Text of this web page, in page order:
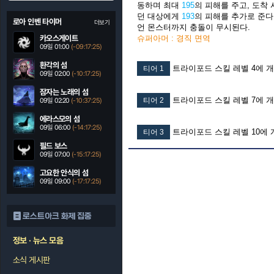
로아 인벤 타이머 더보기
카오스게이트
09일 01:00 (-09:17:24)
환각의 섬
09일 02:00 (-10:17:24)
잠자는 노래의 섬
09일 02:20 (-10:37:24)
에라스모의 섬
09일 06:00 (-14:17:24)
필드 보스
09일 07:00 (-15:17:24)
고요한 안식의 섬
09일 09:00 (-17:17:24)
로스트아크 화제 집중
정보 · 뉴스 모음
소식 게시판
동하며 최대 195의 피해를 주고, 도착
던 대상에게 193의 피해를 추가로 준
언 몬스터까지 충돌이 무시된다.
슈퍼아머 : 경직 면역
티어 1 트라이포드 스킬 레벨 4에
티어 2 트라이포드 스킬 레벨 7에
티어 3 트라이포드 스킬 레벨 10에